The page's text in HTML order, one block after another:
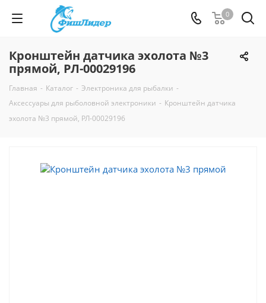
0
Кронштейн датчика эхолота №3
прямой, РЛ-00029196
Главная - Каталог - Электроника для рыбалки -
Аксессуары для рыболовной электроники - Кронштейн датчика
эхолота №3 прямой, РЛ-00029196